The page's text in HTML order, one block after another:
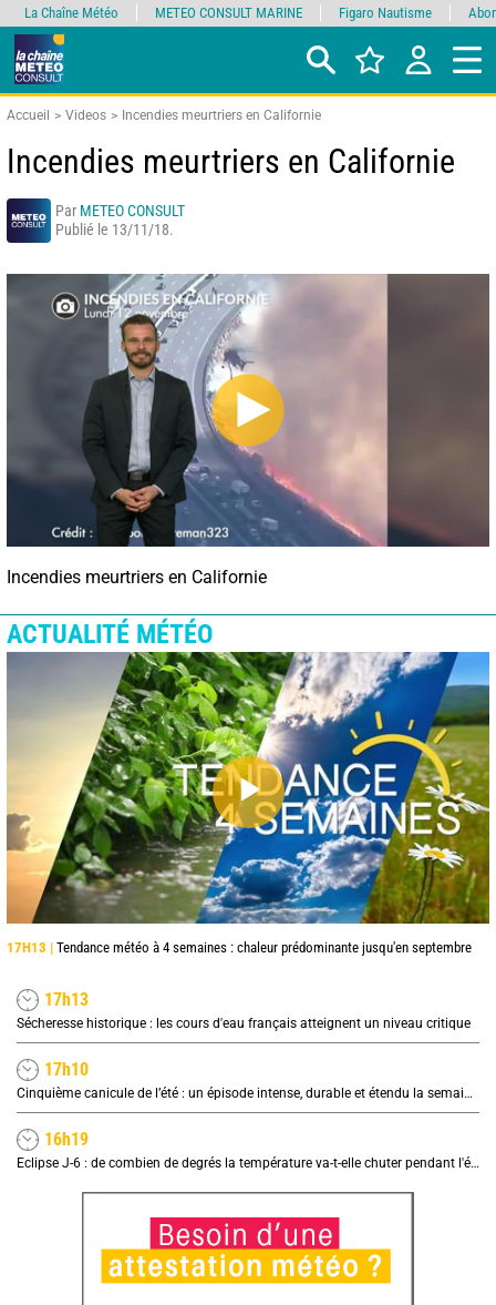
Accueil Videos Incendies meurtriers en Californie
Incendies meurtriers en Californie
Par METEO CONSULT
Publié le 13/11/18.
Incendies meurtriers en Californie
ACTUALITÉ MÉTÉO
17H13 | Tendance météo à 4 semaines : chaleur prédominante jusqu'en septembre
17h13
Sécheresse historique : les cours d'eau français atteignent un niveau critique
17h10
Cinquième canicule de l’été : un épisode intense, durable et étendu la semaine prochaine
16h19
Eclipse J-6 : de combien de degrés la température va-t-elle chuter pendant l'éclipse du 12 août ?
La Chaîne Météo METEO CONSULT MARINE Figaro Nautisme